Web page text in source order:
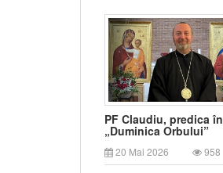
PF Claudiu, predica în
„Duminica Orbului”
20 Mai 2026 958